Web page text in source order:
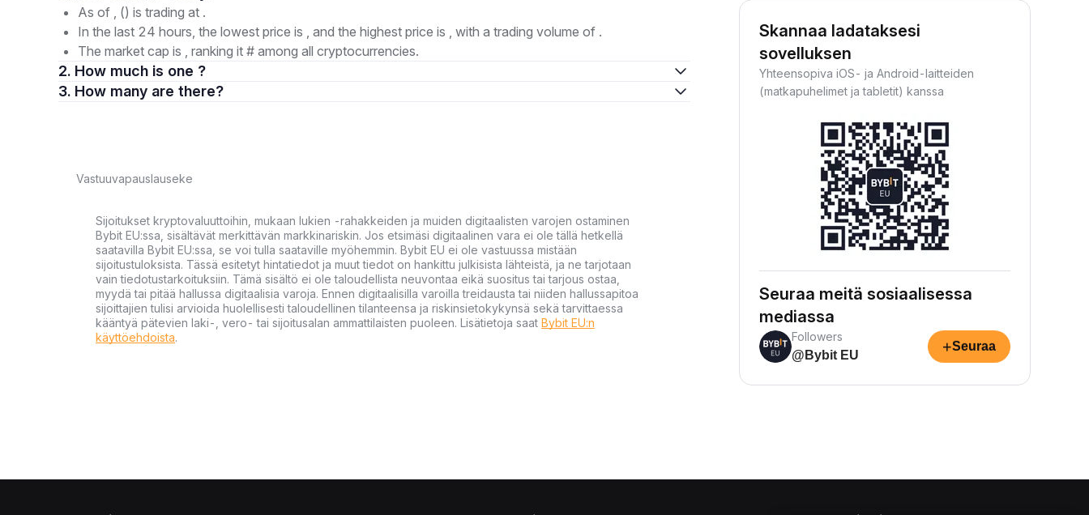
As of , () is trading at .
In the last 24 hours, the lowest price is , and the highest price is , with a trading volume of .
The market cap is , ranking it # among all cryptocurrencies.
2. How much is one ?
3. How many are there?
Vastuuvapauslauseke
Sijoitukset kryptovaluuttoihin, mukaan lukien -rahakkeiden ja muiden digitaalisten varojen ostaminen
Bybit EU:ssa, sisältävät merkittävän markkinariskin. Jos etsimäsi digitaalinen vara ei ole tällä hetkellä
saatavilla Bybit EU:ssa, se voi tulla saataville myöhemmin. Bybit EU ei ole vastuussa mistään
sijoitustuloksista. Tässä esitetyt hintatiedot ja muut tiedot on hankittu julkisista lähteistä, ja ne tarjotaan
vain tiedotustarkoituksiin. Tämä sisältö ei ole taloudellista neuvontaa eikä suositus tai tarjous ostaa,
myydä tai pitää hallussa digitaalisia varoja. Ennen digitaalisilla varoilla treidausta tai niiden hallussapitoa
sijoittajien tulisi arvioida huolellisesti taloudellinen tilanteensa ja riskinsietokykynsä sekä tarvittaessa
kääntyä pätevien laki-, vero- tai sijoitusalan ammattilaisten puoleen. Lisätietoja saat Bybit EU:n
käyttöehdoista.
Skannaa ladataksesi
sovelluksen
Yhteensopiva iOS- ja Android-laitteiden
(matkapuhelimet ja tabletit) kanssa
Seuraa meitä sosiaalisessa
mediassa
Followers
@Bybit EU
+Seuraa